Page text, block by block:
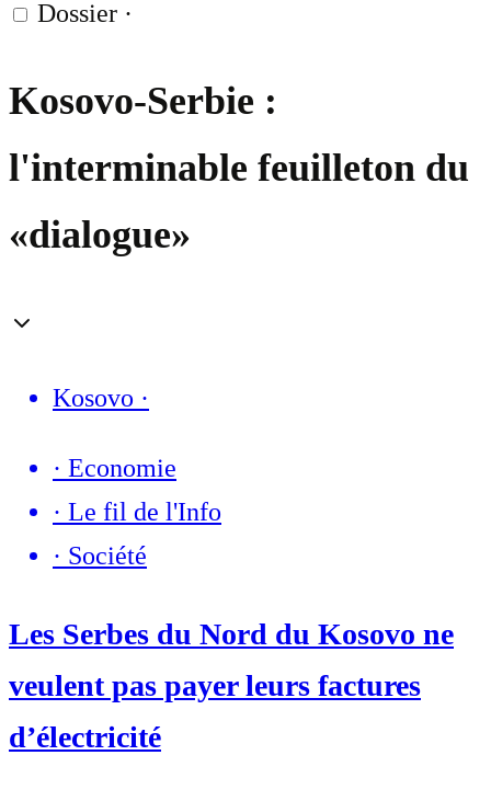
Dossier ·
Kosovo-Serbie :
l'interminable feuilleton du
«dialogue»
Kosovo ·
· Economie
· Le fil de l'Info
· Société
Les Serbes du Nord du Kosovo ne
veulent pas payer leurs factures
d’électricité